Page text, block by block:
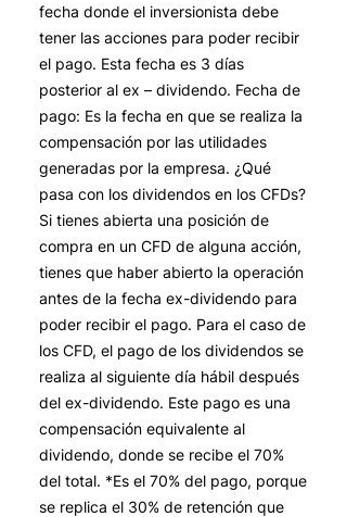
fecha donde el inversionista debe
tener las acciones para poder recibir
el pago. Esta fecha es 3 días
posterior al ex – dividendo. Fecha de
pago: Es la fecha en que se realiza la
compensación por las utilidades
generadas por la empresa. ¿Qué
pasa con los dividendos en los CFDs?
Si tienes abierta una posición de
compra en un CFD de alguna acción,
tienes que haber abierto la operación
antes de la fecha ex-dividendo para
poder recibir el pago. Para el caso de
los CFD, el pago de los dividendos se
realiza al siguiente día hábil después
del ex-dividendo. Este pago es una
compensación equivalente al
dividendo, donde se recibe el 70%
del total. *Es el 70% del pago, porque
se replica el 30% de retención que